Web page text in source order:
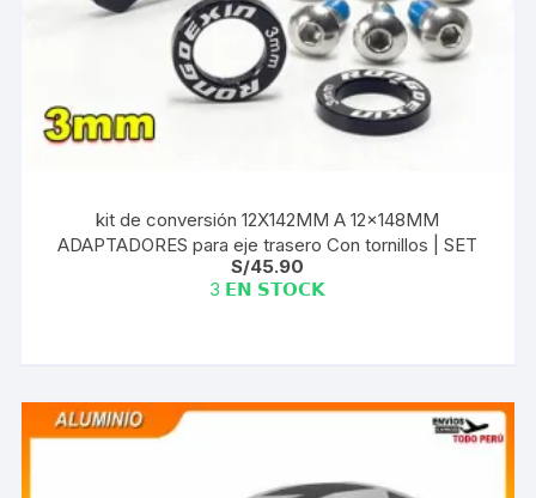
kit de conversión 12X142MM A 12x148MM
ADAPTADORES para eje trasero Con tornillos | SET
S/45.90
3 𝗘𝗡 𝗦𝗧𝗢𝗖𝗞